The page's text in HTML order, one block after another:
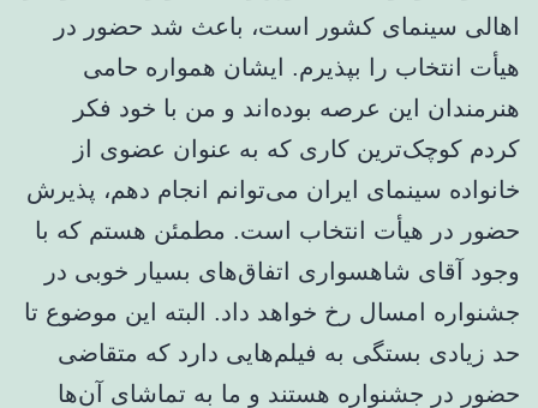
اهالی سینمای کشور است، باعث شد حضور در
هیأت انتخاب را بپذیرم. ایشان همواره حامی
هنرمندان این عرصه بوده‌اند و من با خود فکر
کردم کوچک‌ترین کاری که به عنوان عضوی از
خانواده سینمای ایران می‌توانم انجام دهم، پذیرش
حضور در هیأت انتخاب است. مطمئن هستم که با
وجود آقای شاهسواری اتفاق‌های بسیار خوبی در
جشنواره امسال رخ خواهد داد. البته این موضوع تا
حد زیادی بستگی به فیلم‌هایی دارد که متقاضی
حضور در جشنواره هستند و ما به تماشای آن‌ها